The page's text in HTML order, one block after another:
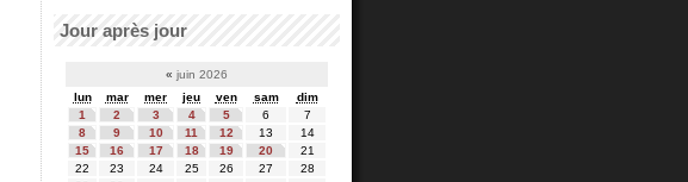
Jour après jour
« juin 2026
lun
mar mer jeu ven sam
dim
1
2 3 4 5 6
7
8
9 10 11 12 13
14
15
16 17 18 19 20
21
22
23 24 25 26 27
28